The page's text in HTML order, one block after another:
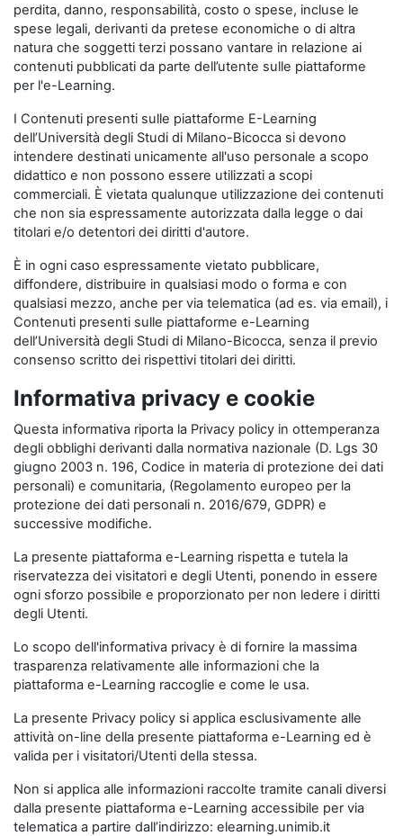
perdita, danno, responsabilità, costo o spese, incluse le
spese legali, derivanti da pretese economiche o di altra
natura che soggetti terzi possano vantare in relazione ai
contenuti pubblicati da parte dell’utente sulle piattaforme
per l'e-Learning.
I Contenuti presenti sulle piattaforme E-Learning
dell’Università degli Studi di Milano-Bicocca si devono
intendere destinati unicamente all'uso personale a scopo
didattico e non possono essere utilizzati a scopi
commerciali. È vietata qualunque utilizzazione dei contenuti
che non sia espressamente autorizzata dalla legge o dai
titolari e/o detentori dei diritti d'autore.
È in ogni caso espressamente vietato pubblicare,
diffondere, distribuire in qualsiasi modo o forma e con
qualsiasi mezzo, anche per via telematica (ad es. via email), i
Contenuti presenti sulle piattaforme e-Learning
dell’Università degli Studi di Milano-Bicocca, senza il previo
consenso scritto dei rispettivi titolari dei diritti.
Informativa privacy e cookie
Questa informativa riporta la Privacy policy in ottemperanza
degli obblighi derivanti dalla normativa nazionale (D. Lgs 30
giugno 2003 n. 196, Codice in materia di protezione dei dati
personali) e comunitaria, (Regolamento europeo per la
protezione dei dati personali n. 2016/679, GDPR) e
successive modifiche.
La presente piattaforma e-Learning rispetta e tutela la
riservatezza dei visitatori e degli Utenti, ponendo in essere
ogni sforzo possibile e proporzionato per non ledere i diritti
degli Utenti.
Lo scopo dell'informativa privacy è di fornire la massima
trasparenza relativamente alle informazioni che la
piattaforma e-Learning raccoglie e come le usa.
La presente Privacy policy si applica esclusivamente alle
attività on-line della presente piattaforma e-Learning ed è
valida per i visitatori/Utenti della stessa.
Non si applica alle informazioni raccolte tramite canali diversi
dalla presente piattaforma e-Learning accessibile per via
telematica a partire dall’indirizzo: elearning.unimib.it